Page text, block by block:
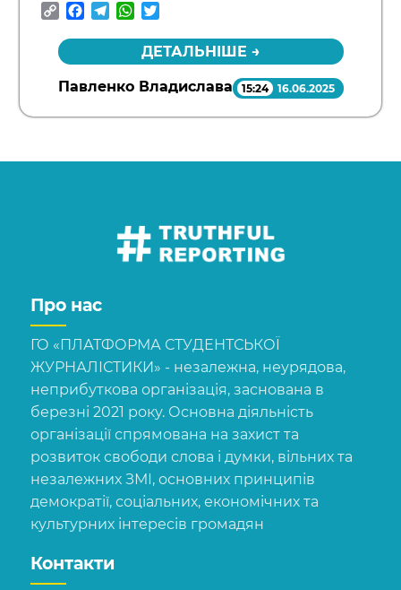
CopyFacebook
TelegramWhatsApp
ДЕТАЛЬНІШЕ →
Павленко Владислава 15:24 16.06.2025
Про нас
ГО «ПЛАТФОРМА СТУДЕНТСЬКОЇ
ЖУРНАЛІСТИКИ» - незалежна, неурядова,
неприбуткова організація, заснована в
березні 2021 року. Основна діяльність
організації спрямована на захист та
розвиток свободи слова і думки, вільних та
незалежних ЗМІ, основних принципів
демократії, соціальних, економічних та
культурних інтересів громадян
Контакти